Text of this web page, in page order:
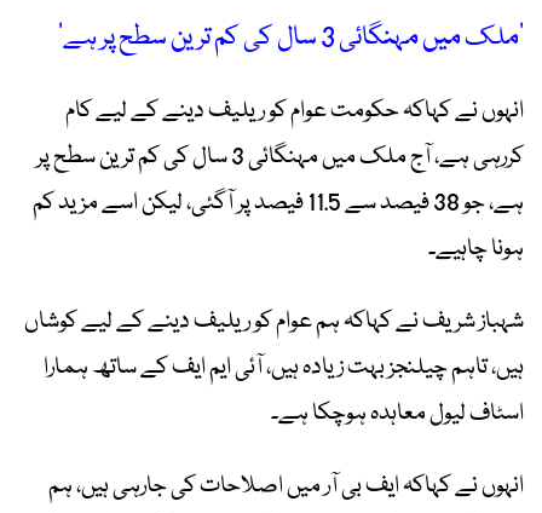
’ملک میں مہنگائی 3 سال کی کم ترین سطح پر ہے‘
انہوں نے کہاکہ حکومت عوام کو ریلیف دینے کے لیے کام
کررہی ہے، آج ملک میں مہنگائی 3 سال کی کم ترین سطح پر
ہے، جو 38 فیصد سے 11.5 فیصد پر آگئی، لیکن اسے مزید کم
ہونا چاہیے۔
شہباز شریف نے کہاکہ ہم عوام کو ریلیف دینے کے لیے کوشاں
ہیں، تاہم چیلنجز بہت زیادہ ہیں، آئی ایم ایف کے ساتھ ہمارا
اسٹاف لیول معاہدہ ہوچکا ہے۔
انہوں نے کہاکہ ایف بی آر میں اصلاحات کی جارہی ہیں، ہم